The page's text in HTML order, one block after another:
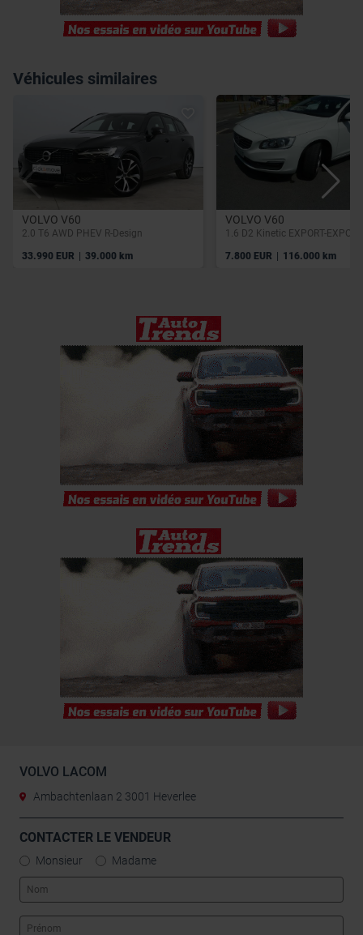
utilisation de leurs services.
Véhicules similaires
VOLVO V60
2.0 T6 AWD PHEV R-Design
33.990 EUR | 39.000 km
VOLVO V60
7.800 EUR | 116.000 km
VOLVO LACOM
Ambachtenlaan 2 3001 Heverlee
CONTACTER LE VENDEUR
Monsieur Madame